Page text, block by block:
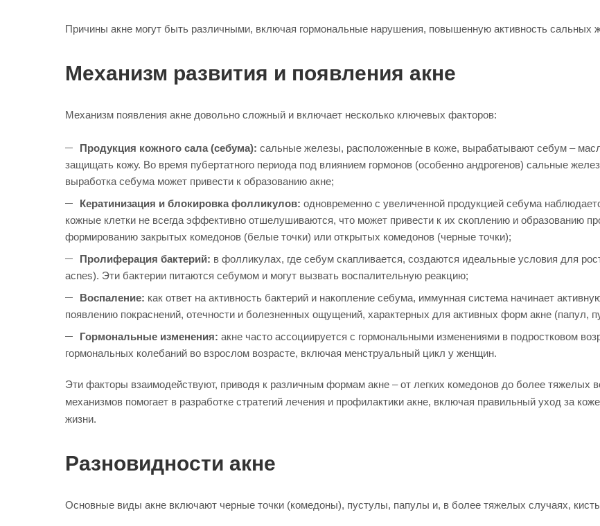
Причины акне могут быть различными, включая гормональные нарушения, повышенную активность сальных
Механизм развития и появления акне
Механизм появления акне довольно сложный и включает несколько ключевых факторов:
Продукция кожного сала (себума): сальные железы, расположенные в коже, вырабатывают себум –
защищать кожу. Во время пубертатного периода под влиянием гормонов (особенно андрогенов) сальные
выработка себума может привести к образованию акне;
Кератинизация и блокировка фолликулов: одновременно с увеличенной продукцией себума
кожные клетки не всегда эффективно отшелушиваются, что может привести к их скоплению и образованию
формированию закрытых комедонов (белые точки) или открытых комедонов (черные точки);
Пролиферация бактерий: в фолликулах, где себум скапливается, создаются идеальные условия для
acnes). Эти бактерии питаются себумом и могут вызвать воспалительную реакцию;
Воспаление: как ответ на активность бактерий и накопление себума, иммунная система начинает
появлению покраснений, отечности и болезненных ощущений, характерных для активных форм акне (папул,
Гормональные изменения: акне часто ассоциируется с гормональными изменениями в подростковом
гормональных колебаний во взрослом возрасте, включая менструальный цикл у женщин.
Эти факторы взаимодействуют, приводя к различным формам акне – от легких комедонов до более тяжелых
механизмов помогает в разработке стратегий лечения и профилактики акне, включая правильный уход за
жизни.
Разновидности акне
Основные виды акне включают черные точки (комедоны), пустулы, папулы и, в более тяжелых случаях,